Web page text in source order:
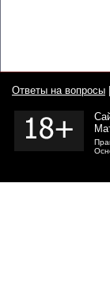
Ответы на вопросы